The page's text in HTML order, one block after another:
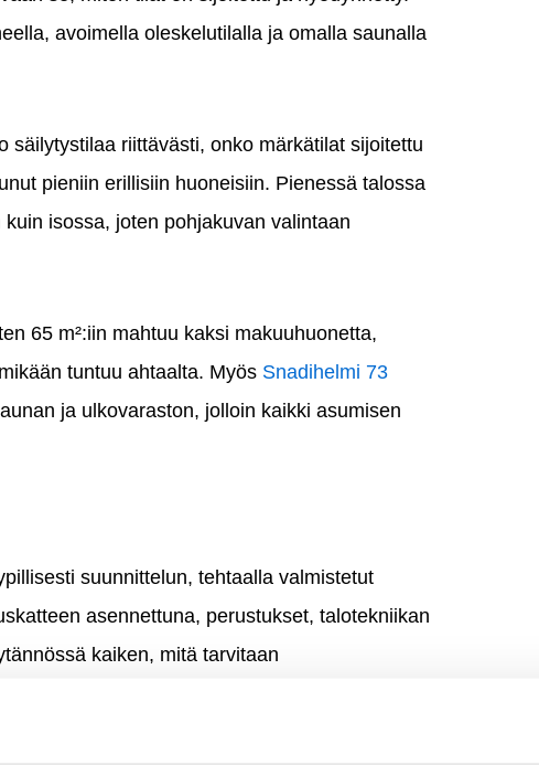
avoimella oleskelutilalla ja omalla saunalla
säilytystilaa riittävästi, onko märkätilat sijoitettu
pieniin erillisiin huoneisiin. Pienessä talossa
isossa, joten pohjakuvan valintaan
65 m²:iin mahtuu kaksi makuuhuonetta,
tuntuu ahtaalta. Myös Snadihelmi 73
ja ulkovaraston, jolloin kaikki asumisen
suunnittelun, tehtaalla valmistetut
asennettuna, perustukset, talotekniikan
kaiken, mitä tarvitaan
perustuksista viimeistelyyn, työmaa-